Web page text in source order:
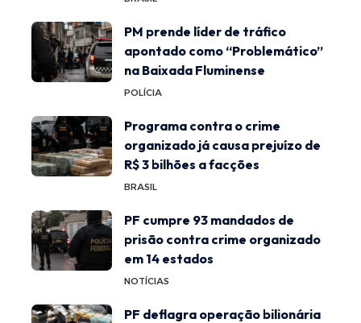
PM prende líder de tráfico
apontado como “Problemático”
na Baixada Fluminense
POLÍCIA
Programa contra o crime
organizado já causa prejuízo de
R$ 3 bilhões a facções
BRASIL
PF cumpre 93 mandados de
prisão contra crime organizado
em 14 estados
NOTÍCIAS
PF deflagra operação bilionária